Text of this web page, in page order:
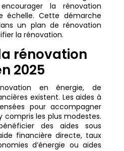
la rénovation
échelle. Cette démarche
un plan de rénovation
la rénovation.
rénovation
2025
en énergie, de
existent. Les aides à
pour accompagner
compris les plus modestes.
des aides sous
financière directe, taux
d’énergie ou aides